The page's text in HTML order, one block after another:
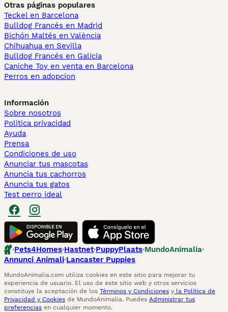
Otras páginas populares
Teckel en Barcelona
Bulldog Francés en Madrid
Bichón Maltés en València
Chihuahua en Sevilla
Bulldog Francés en Galicia
Caniche Toy en venta en Barcelona
Perros en adopcion
Información
Sobre nosotros
Politica privacidad
Ayuda
Prensa
Condiciones de uso
Anunciar tus mascotas
Anuncia tus cachorros
Anuncia tus gatos
Test perro ideal
Pets4Homes Hastnet PuppyPlaats MundoAnimalia
Annunci Animali Lancaster Puppies
MundoAnimalia.com utiliza cookies en este sitio para mejorar tu
experiencia de usuario. El uso de este sitio web y otros servicios
constituye la aceptación de los Términos y Condiciones y la Política de
Privacidad y Cookies de MundoAnimalia. Puedes Administrar tus
preferencias en cualquier momento.